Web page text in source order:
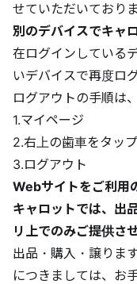
せていただいておりま
別のデバイスでキャ
在ログインしている
いデバイスで再度ロ
ログアウトの手順は
1.マイページ
2.右上の歯車をタップ
3.ログアウト
Webサイトをご利用
キャロットでは、出
リ上でのみご提供さ
出品・購入・譲りま
につきましては、お